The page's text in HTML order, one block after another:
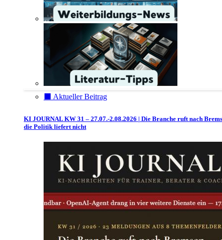
⬛️ Aktueller Beitrag
KI JOURNAL KW 31 – 27.07.-2.08.2026 | Die Branche ruft nach
die Politik liefert nicht